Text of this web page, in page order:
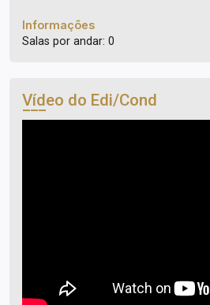
Informações
Salas por andar: 0
Vídeo do Edi/Cond